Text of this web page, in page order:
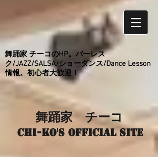
舞踊家 チーコのHP。バーレス
ク/JAZZ/SALSA/ショーダンス/Dance Lesson
情報。初心者大歓迎！
舞踊家 チーコ
Chi-ko's Official site